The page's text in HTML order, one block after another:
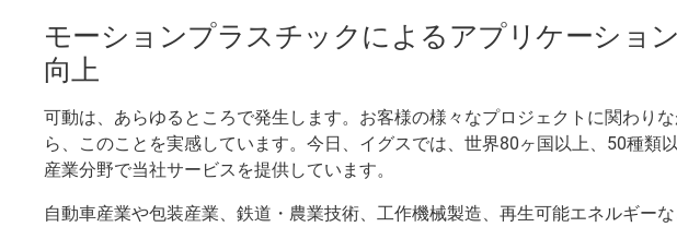
モーションプラスチックによるアプリケーショ
向上
可動は、あらゆるところで発生します。お客様の様々なプロジェクトに関わり
ら、このことを実感しています。今日、イグスでは、世界80ヶ国以上、50種類
産業分野で当社サービスを提供しています。
自動車産業や包装産業、鉄道・農業技術、工作機械製造、再生可能エネルギー